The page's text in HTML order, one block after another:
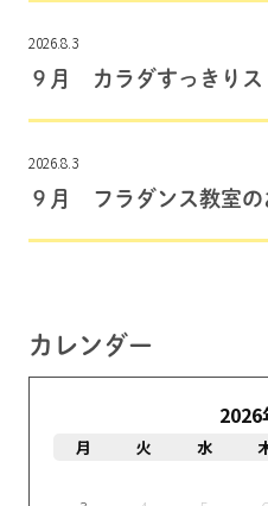
2026.8.3
９月 カラダすっきりス
2026.8.3
９月 フラダンス教室の
カレンダー
2026
月 火 水